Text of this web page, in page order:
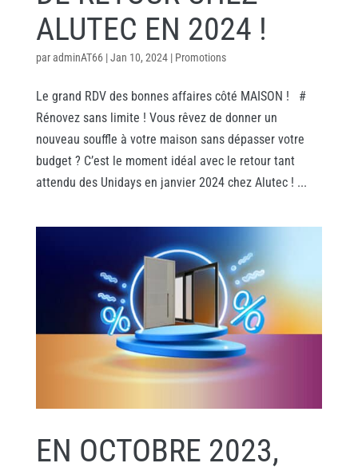
ALUTEC EN 2024 !
paradminAT66|Jan 10, 2024| Promotions
Le grand RDV des bonnes affaires côté MAISON ! #
Rénovez sans limite ! Vous rêvez de donner un
nouveau souffle à votre maison sans dépasser votre
budget ? C’est le moment idéal avec le retour tant
attendu des Unidays en janvier 2024 chez Alutec ! ...
EN OCTOBRE 2023,